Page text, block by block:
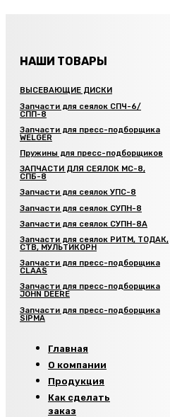
НАШИ ТОВАРЫ
ВЫСЕВАЮЩИЕ ДИСКИ
Запчасти для сеялок СПЧ-6/
СПП-8
Запчасти для пресс-подборщика
WELGER
Пружины для пресс-подборщиков
ЗАПЧАСТИ ДЛЯ СЕЯЛОК МС-8,
СПБ-8
Запчасти для сеялок УПС-8
Запчасти для сеялок СУПН-8
Запчасти для сеялок СУПН-8А
Запчасти для сеялок РИТМ, ТОДАК,
СТВ, МУЛЬТИКОРН
Запчасти для пресс-подборщика
CLAAS
Запчасти для пресс-подборщика
JOHN DEERE
Запчасти для пресс-подборщика
SIPMA
Главная
О компании
Продукция
Как сделать
заказ